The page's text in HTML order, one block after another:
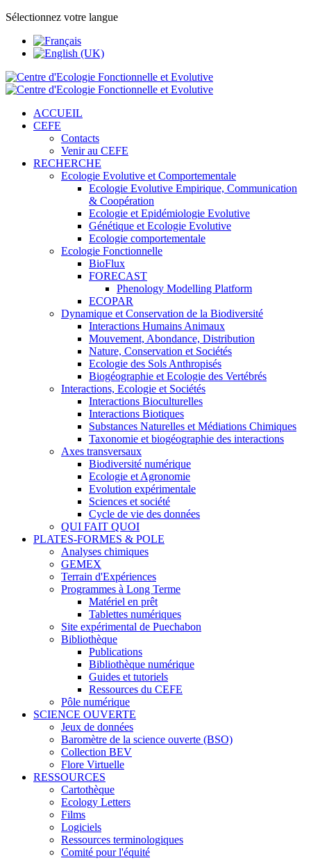
Sélectionnez votre langue
ACCUEIL
CEFE
Contacts
Venir au CEFE
RECHERCHE
Ecologie Evolutive et Comportementale
Ecologie Evolutive Empirique, Communication
& Coopération
Ecologie et Epidémiologie Evolutive
Génétique et Ecologie Evolutive
Ecologie comportementale
Ecologie Fonctionnelle
BioFlux
FORECAST
Phenology Modelling Platform
ECOPAR
Dynamique et Conservation de la Biodiversité
Interactions Humains Animaux
Mouvement, Abondance, Distribution
Nature, Conservation et Sociétés
Ecologie des Sols Anthropisés
Biogéographie et Ecologie des Vertébrés
Interactions, Ecologie et Sociétés
Interactions Bioculturelles
Interactions Biotiques
Substances Naturelles et Médiations Chimiques
Taxonomie et biogéographie des interactions
Axes transversaux
Biodiversité numérique
Ecologie et Agronomie
Evolution expérimentale
Sciences et société
Cycle de vie des données
QUI FAIT QUOI
PLATES-FORMES & POLE
Analyses chimiques
GEMEX
Terrain d'Expériences
Programmes à Long Terme
Matériel en prêt
Tablettes numériques
Site expérimental de Puechabon
Bibliothèque
Publications
Bibliothèque numérique
Guides et tutoriels
Ressources du CEFE
Pôle numérique
SCIENCE OUVERTE
Jeux de données
Baromètre de la science ouverte (BSO)
Collection BEV
Flore Virtuelle
RESSOURCES
Cartothèque
Ecology Letters
Films
Logiciels
Ressources terminologiques
Comité pour l'équité